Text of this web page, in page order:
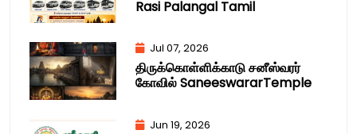
Rasi Palangal Tamil
Jul 07, 2026
திருக்கொள்ளிக்காடு சனீஸ்வரர்
கோவில் SaneeswararTemple
Jun 19, 2026